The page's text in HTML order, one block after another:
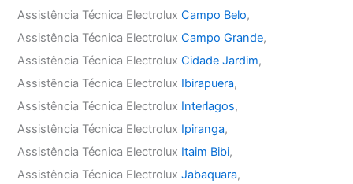
Assistência Técnica ElectroluxCampo Belo,
Assistência Técnica ElectroluxCampo Grande,
Assistência Técnica ElectroluxCidade Jardim,
Assistência Técnica Electrolux Ibirapuera,
Assistência Técnica Electrolux Interlagos,
Assistência Técnica Electrolux Ipiranga,
Assistência Técnica Electrolux Itaim Bibi,
Assistência Técnica ElectroluxJabaquara,